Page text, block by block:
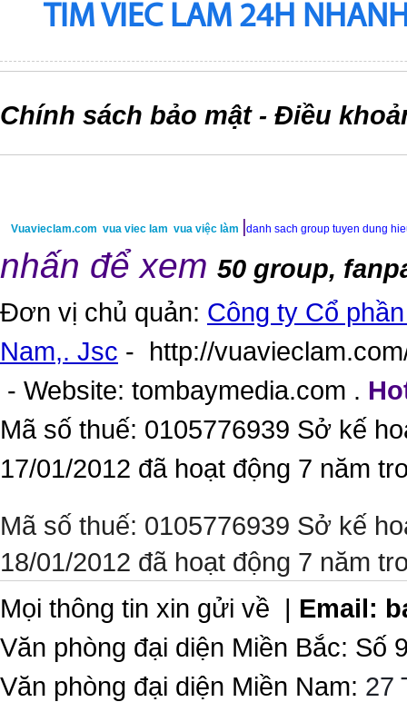
TIM VIEC LAM 24H
Chính sách bảo mật - Điều
Vuavieclam.com vua viec lam vua việc làm |danh sach group tuyen dung
nhấn để xem 50 group,
Đơn vị chủ quản: Công ty Cổ
Nam,. Jsc - http://
- Website: tombaymedia.com .
Mã số thuế: 0105776939 Sở kế
17/01/2012 đã hoạt động 7 năm
Mã số thuế: 0105776939 Sở kế
18/01/2012 đã hoạt động 7 năm
Mọi thông tin xin gửi về | Email:
Văn phòng đại diện Miền Bắc:
Văn phòng đại diện Miền Nam: 27